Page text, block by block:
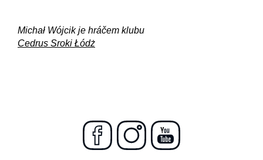
Michał Wójcik je hráčem klubu
Cedrus Sroki Łódż